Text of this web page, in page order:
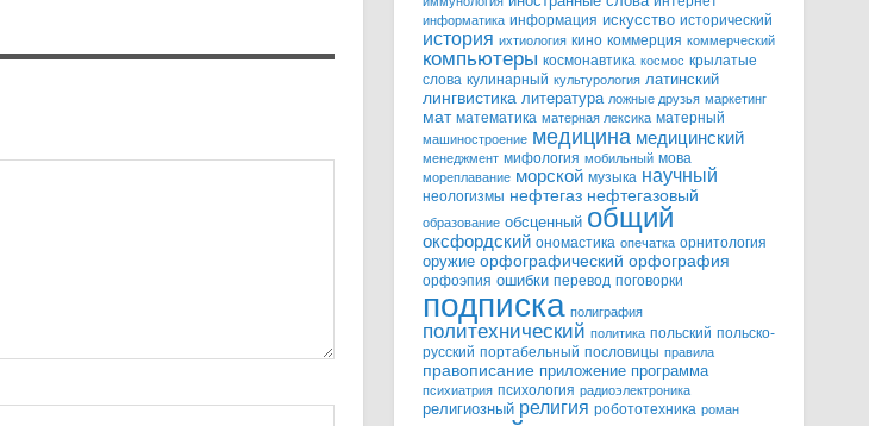
информатика информация искусство исторический
история ихтиология кино коммерция коммерческий
компьютеры космонавтика космос крылатые
слова кулинарный культурология латинский
лингвистика литература ложные друзья маркетинг
мат математика матерная лексика матерный
машиностроение медицина медицинский
менеджмент мифология мобильный мова
мореплавание морской музыка научный
неологизмы нефтегаз нефтегазовый
образование обсценный общий
оксфордский ономастика опечатка орнитология
оружие орфографический орфография
орфоэпия ошибки перевод поговорки
подписка полиграфия
политехнический политика польский польско-
русский портабельный пословицы правила
правописание приложение программа
психиатрия психология радиоэлектроника
религиозный религия робототехника роман